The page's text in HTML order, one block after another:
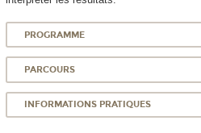
PROGRAMME
PARCOURS
INFORMATIONS PRATIQUES